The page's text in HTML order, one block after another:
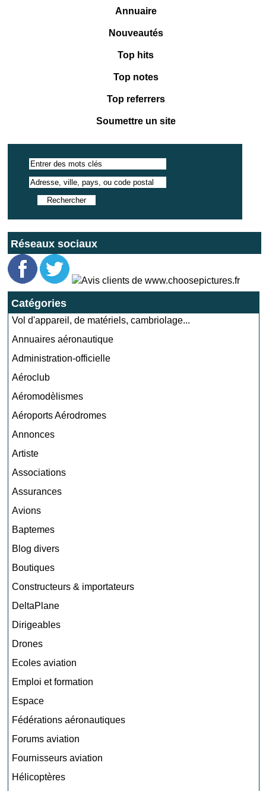
Annuaire
Nouveautés
Top hits
Top notes
Top referrers
Soumettre un site
Réseaux sociaux
Catégories
Vol d'appareil, de matériels, cambriolage...
Annuaires aéronautique
Administration-officielle
Aéroclub
Aéromodèlismes
Aéroports Aérodromes
Annonces
Artiste
Associations
Assurances
Avions
Baptemes
Blog divers
Boutiques
Constructeurs & importateurs
DeltaPlane
Dirigeables
Drones
Ecoles aviation
Emploi et formation
Espace
Fédérations aéronautiques
Forums aviation
Fournisseurs aviation
Hélicoptères